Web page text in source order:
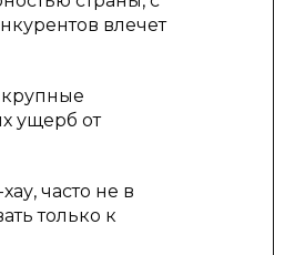
влечет
крупные
ущерб от
часто не в
только к